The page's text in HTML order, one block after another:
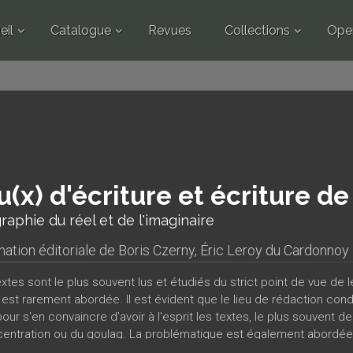
Catalogue Revues Collections
d'écriture et écriture
du réel et de l'imaginaire
éditoriale de Boris Czerny, Éric Leroy du Cardonnoy
sont le plus souvent lus et étudiés du strict point de vue de
rarement abordée. Il est évident que le lieu de rédaction
s'en convaincre d'avoir à l'esprit les textes, le plus souvent
ou du goulag. La problématique est également